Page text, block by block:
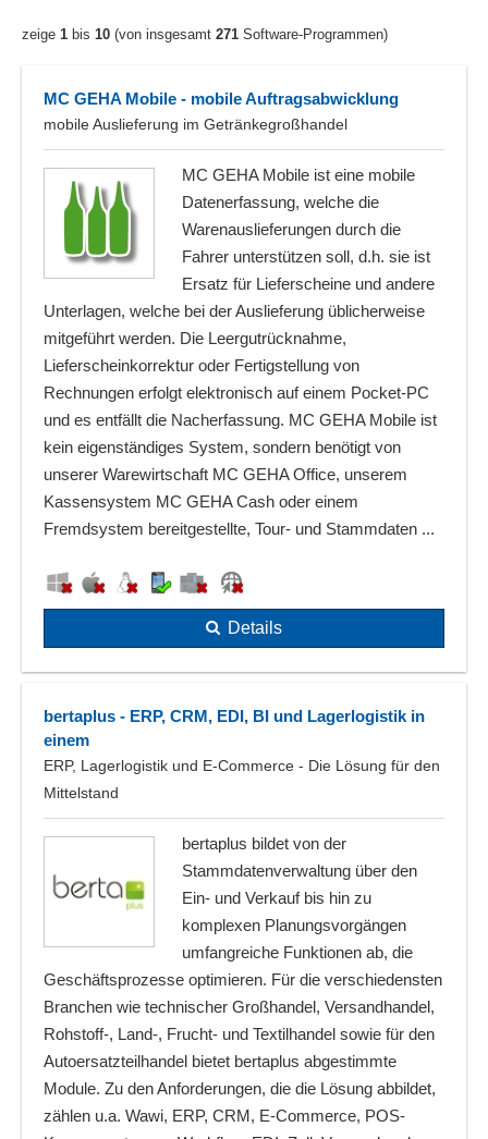
zeige 1 bis 10 (von insgesamt 271 Software-Programmen)
MC GEHA Mobile - mobile Auftragsabwicklung
mobile Auslieferung im Getränkegroßhandel
MC GEHA Mobile ist eine mobile
Datenerfassung, welche die
Warenauslieferungen durch die
Fahrer unterstützen soll, d.h. sie ist
Ersatz für Lieferscheine und andere
Unterlagen, welche bei der Auslieferung üblicherweise
mitgeführt werden. Die Leergutrücknahme,
Lieferscheinkorrektur oder Fertigstellung von
Rechnungen erfolgt elektronisch auf einem Pocket-PC
und es entfällt die Nacherfassung. MC GEHA Mobile ist
kein eigenständiges System, sondern benötigt von
unserer Warewirtschaft MC GEHA Office, unserem
Kassensystem MC GEHA Cash oder einem
Fremdsystem bereitgestellte, Tour- und Stammdaten ...
Details
bertaplus - ERP, CRM, EDI, BI und Lagerlogistik in
einem
ERP, Lagerlogistik und E-Commerce - Die Lösung für den
Mittelstand
bertaplus bildet von der
Stammdatenverwaltung über den
Ein- und Verkauf bis hin zu
komplexen Planungsvorgängen
umfangreiche Funktionen ab, die
Geschäftsprozesse optimieren. Für die verschiedensten
Branchen wie technischer Großhandel, Versandhandel,
Rohstoff-, Land-, Frucht- und Textilhandel sowie für den
Autoersatzteilhandel bietet bertaplus abgestimmte
Module. Zu den Anforderungen, die die Lösung abbildet,
zählen u.a. Wawi, ERP, CRM, E-Commerce, POS-